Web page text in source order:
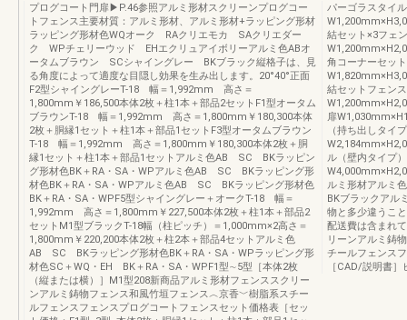
プログコート門扉▶P.46参照アルミ形材スクリーンプログコー
トフェンス主要材質：アルミ形材、アルミ形材+ラッピング形材
ラッピング形材色WQオーク RAクリエモカ SAクリエダー
ク WPチェリーウッド EHエクリュアイボリーアルミ色ABオ
ータムブラウン SCシャイングレー BKブラック縦格子は、見
る角度によって適度な目隠し効果を生み出します。20°40°正面
F2型シャイングレーT-18 幅＝1,992mm 高さ＝
1,800mm￥186,500本体2枚＋柱1本＋部品2セットF1型オータム
ブラウンT-18 幅＝1,992mm 高さ＝1,800mm￥180,300本体
2枚＋胴縁1セット＋柱1本＋部品1セットF3型オータムブラウン
T-18 幅＝1,992mm 高さ＝1,800mm￥180,300本体2枚＋胴
縁1セット＋柱1本＋部品1セットアルミ色AB SC BKラッピン
グ形材色BK＋RA・SA・WPアルミ色AB SC BKラッピング形
材色BK＋RA・SA・WPアルミ色AB SC BKラッピング形材色
BK＋RA・SA・WPF5型シャイングレー＋オークT-18 幅＝
1,992mm 高さ＝1,800mm￥227,500本体2枚＋柱1本＋部品2
セットM1型ブラックT-18幅（柱ピッチ）＝1,000mm×2高さ＝
1,800mm￥220,200本体2枚＋柱2本＋部品4セットアルミ色
AB SC BKラッピング形材色BK＋RA・SA・WPラッピング形
材色SC＋WQ・EH BK＋RA・SA・WPF1型∼5型［本体2枚
（縦または横）］M1型208新商品アルミ形材フェンススクリー
ンアルミ鋳物フェンス和風竹垣フェンス︿京香﹀樹脂系スチー
ルフェンスフェンスプログコートフェンスセット価格表［セッ
パーゴラスタイ
結セット×3フェ
角コーナーセッ
結セットフェン
扉
（持ち出しタイ
ル（壁内タイプ
ルミ形材アルミ
BKブラックア
物と多少違うこ
配送費は含まれ
リーンアルミ鋳
チールフェンス
［CAD/説明書